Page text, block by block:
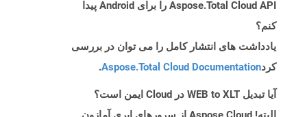
Aspose.Total Cloud API را برای Android پیدا
کنم؟
یادداشت های انتشار کامل را می توان در بررسی
کردAspose.Total Cloud Documentation
.
آیا تبدیل WEB to XLT در Cloud ایمن است؟